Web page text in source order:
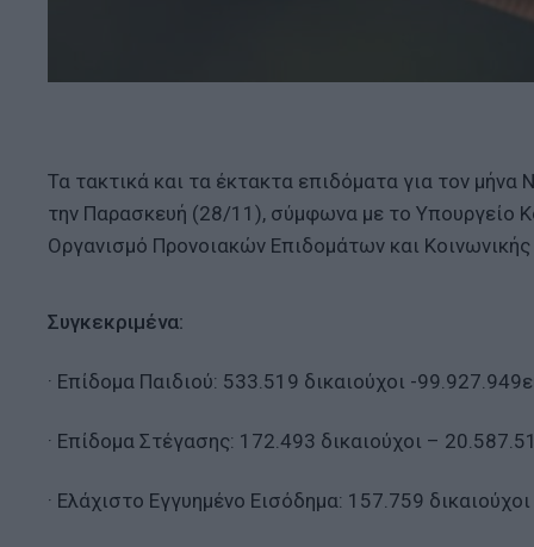
Τα τακτικά και τα έκτακτα επιδόματα για τον
την Παρασκευή (28/11), σύμφωνα με το Υπουργείο
Οργανισμό Προνοιακών Επιδομάτων και
Συγκεκριμένα:
· Επίδομα Παιδιού: 533.519 δικαιούχοι -
· Επίδομα Στέγασης: 172.493 δικαιούχοι –
· Ελάχιστο Εγγυημένο Εισόδημα: 157.759